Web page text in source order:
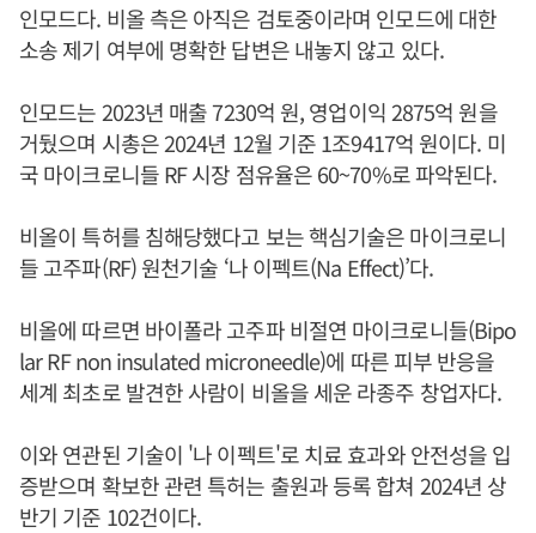
인모드다. 비올 측은 아직은 검토중이라며 인모드에 대한
소송 제기 여부에 명확한 답변은 내놓지 않고 있다.
인모드는 2023년 매출 7230억 원, 영업이익 2875억 원을
거뒀으며 시총은 2024년 12월 기준 1조9417억 원이다. 미
국 마이크로니들 RF 시장 점유율은 60~70%로 파악된다.
비올이 특허를 침해당했다고 보는 핵심기술은 마이크로니
들 고주파(RF) 원천기술 ‘나 이펙트(Na Effect)’다.
비올에 따르면 바이폴라 고주파 비절연 마이크로니들(Bipo
lar RF non insulated microneedle)에 따른 피부 반응을
세계 최초로 발견한 사람이 비올을 세운 라종주 창업자다.
이와 연관된 기술이 '나 이펙트'로 치료 효과와 안전성을 입
증받으며 확보한 관련 특허는 출원과 등록 합쳐 2024년 상
반기 기준 102건이다.